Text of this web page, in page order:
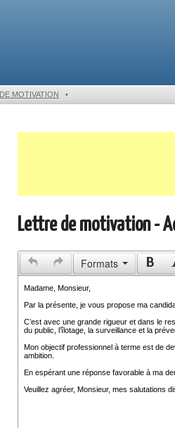
MOTIVATION •
Lettre de motivation -
Formats